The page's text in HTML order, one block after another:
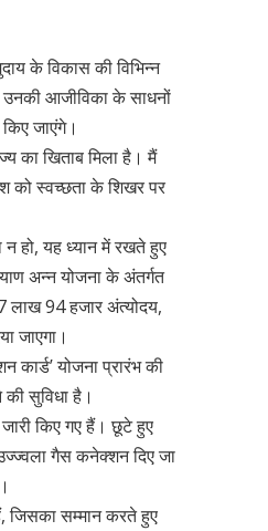
के विकास की विभिन्न
आजीविका के साधनों
जाएंगे।
का खिताब मिला है। मैं
को स्वच्छता के शिखर पर
न हो, यह ध्यान में रखते हुए
अन्न योजना के अंतर्गत
लाख 94 हजार अंत्योदय,
जाएगा।
कार्ड’ योजना प्रारंभ की
सुविधा है।
किए गए हैं। छूटे हुए
गैस कनेक्शन दिए जा
जिसका सम्मान करते हुए